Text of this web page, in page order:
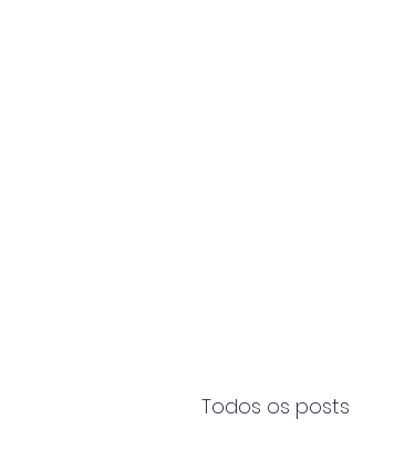
Todos os posts